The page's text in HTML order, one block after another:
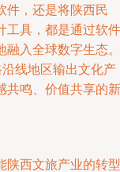
件，还是将陕西民
工具，都是通过软件
融入全球数字生态。
线地区输出文化产
共鸣、价值共享的新
陕西文旅产业的转型